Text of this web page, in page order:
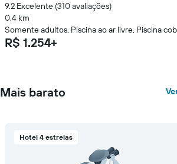
9.2 Excelente (310 avaliações)
0,4 km
Somente adultos, Piscina ao ar livre, Piscina
R$ 1.254+
Mais barato
Hotel 4 estrelas